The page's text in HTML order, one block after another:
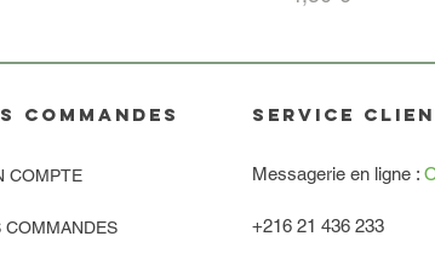
COMMANDES service
COMPTE
COMMANDES
Messagerie en ligne :
+216 21 436 233